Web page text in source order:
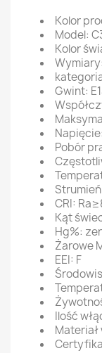
Kolor
Model:
Kolor
Gwint:
Pobór
CRI:
Kąt
Hg%:
Żarowe
EEI: F
Ilość